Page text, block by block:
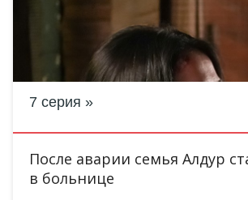
7 серия
После аварии семья Алдур
в больнице